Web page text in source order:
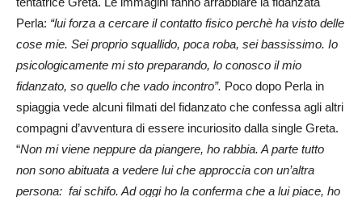
Perla: “luiforza a cercare il contatto fisico perchè ha visto delle
cose mie. Sei proprio squallido, poca roba, sei bassissimo. Io
psicologicamente mi sto preparando, lo conosco il mio
fidanzato, so quello che vado incontro”. Poco dopo Perla in
spiaggia vede alcuni filmati del fidanzato che confessa agli altri
compagni d’avventura di essere incuriosito dalla single Greta.
“Non mi viene neppure da piangere, ho rabbia. A parte tutto
non sono abituata a vedere lui che approccia con un’altra
persona: fai schifo. Ad oggi ho la conferma che a lui piace, ho